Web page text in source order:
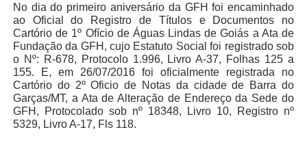
No dia do primeiro aniversário da GFH foi encaminhado
ao Oficial do Registro de Títulos e Documentos no
Cartório de 1º Ofício de Águas Lindas de Goiás a Ata de
Fundação da GFH, cujo Estatuto Social foi registrado sob
o Nº: R-678, Protocolo 1.996, Livro A-37, Folhas 125 a
155. E, em 26/07/2016 foi oficialmente registrada no
Cartório do 2º Oficio de Notas da cidade de Barra do
Garças/MT, a Ata de Alteração de Endereço da Sede do
GFH, Protocolado sob nº 18348, Livro 10, Registro nº
5329, Livro A-17, Fls 118.